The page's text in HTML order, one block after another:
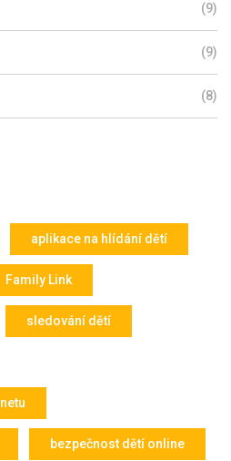
(9)
(9)
(8)
aplikace na hlídání dětí
Family Link
sledování dětí
bezpečnost dětí online